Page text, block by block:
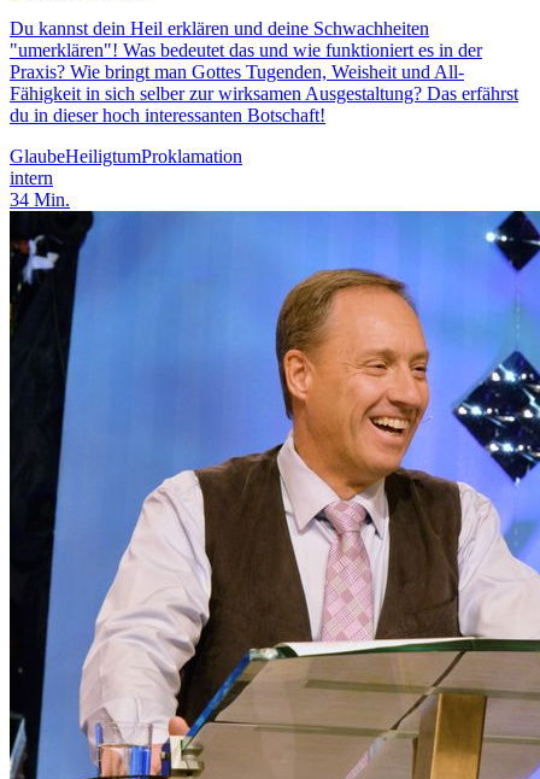
Du kannst dein Heil erklären und deine Schwachheiten
"umerklären"! Was bedeutet das und wie funktioniert es in der
Praxis? Wie bringt man Gottes Tugenden, Weisheit und All-
Fähigkeit in sich selber zur wirksamen Ausgestaltung? Das erfährst
du in dieser hoch interessanten Botschaft!
GlaubeHeiligtumProklamation
intern
34 Min.